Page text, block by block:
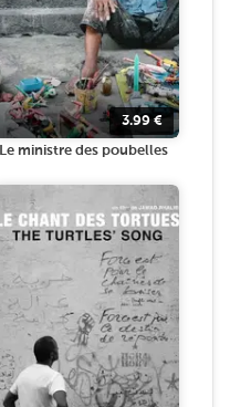
3.99 €
Le ministre des poubelles